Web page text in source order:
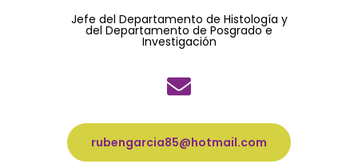
Jefe del Departamento de Histología y
del Departamento de Posgrado e
Investigación
rubengarcia85@hotmail.com